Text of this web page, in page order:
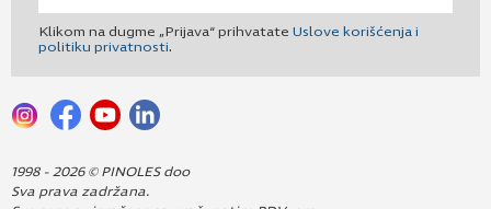
Klikom na dugme „Prijava“ prihvatate Uslove korišćenja i
politiku privatnosti.
1998 - 2026 © PINOLES doo
Sva prava zadržana.